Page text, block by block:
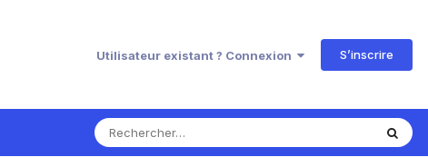
Utilisateur existant ? Connexion S’inscrire